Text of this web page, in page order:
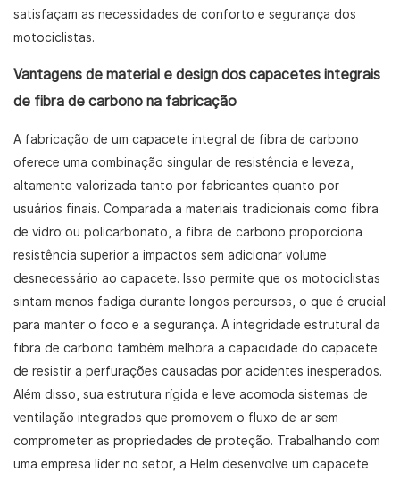
satisfaçam as necessidades de conforto e segurança dos
motociclistas.
Vantagens de material e design dos capacetes integrais
de fibra de carbono na fabricação
A fabricação de um capacete integral de fibra de carbono
oferece uma combinação singular de resistência e leveza,
altamente valorizada tanto por fabricantes quanto por
usuários finais. Comparada a materiais tradicionais como fibra
de vidro ou policarbonato, a fibra de carbono proporciona
resistência superior a impactos sem adicionar volume
desnecessário ao capacete. Isso permite que os motociclistas
sintam menos fadiga durante longos percursos, o que é crucial
para manter o foco e a segurança. A integridade estrutural da
fibra de carbono também melhora a capacidade do capacete
de resistir a perfurações causadas por acidentes inesperados.
Além disso, sua estrutura rígida e leve acomoda sistemas de
ventilação integrados que promovem o fluxo de ar sem
comprometer as propriedades de proteção. Trabalhando com
uma empresa líder no setor, a Helm desenvolve um capacete